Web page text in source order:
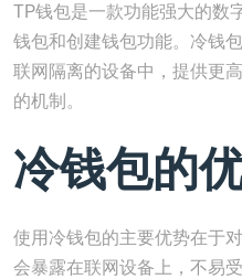
TP钱包是一款功能强大的数
钱包和创建钱包功能。冷钱
联网隔离的设备中，提供更
的机制。
冷钱包的
使用冷钱包的主要优势在于
会暴露在联网设备上，不易